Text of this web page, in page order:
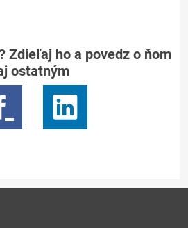
Zdieľaj ho a povedz o ňom
ostatným